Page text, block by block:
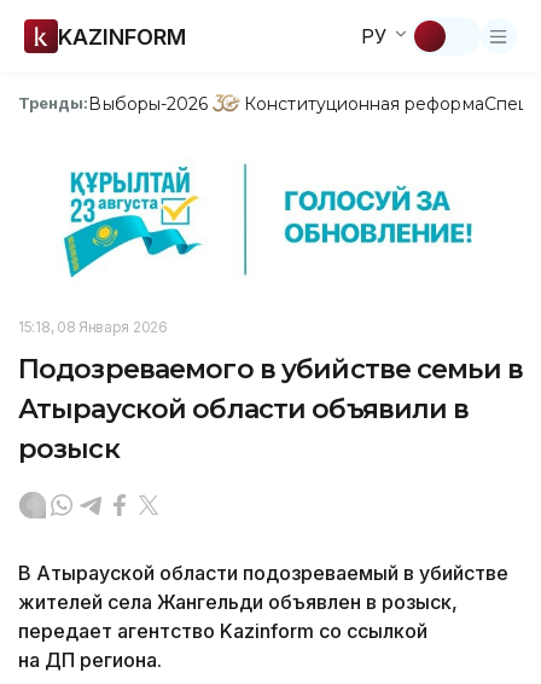
KAZINFORM РУ
Тренды:Выборы-2026 Конституционная реформа
15:18, 08 Января 2026
Подозреваемого в убийстве семьи в
Атырауской области объявили в
розыск
В Атырауской области подозреваемый в убийстве
жителей села Жангельди объявлен в розыск,
передает агентство Kazinform со ссылкой
на ДП региона.